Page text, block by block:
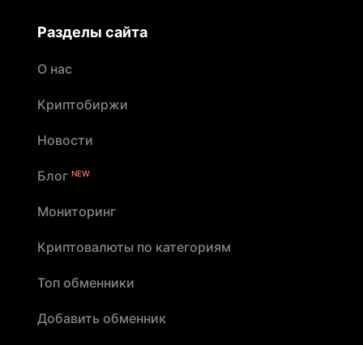
Разделы сайта
О нас
Криптобиржи
Новости
Блог NEW
Мониторинг
Криптовалюты по категориям
Топ обменники
Добавить обменник